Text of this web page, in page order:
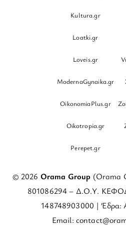
Kultura.gr
Loatki.gr
Loveis.gr
ModernaGynaika.gr
OikonomiaPlus.gr
Oikotropia.gr
Perepet.gr
© 2026 Orama Group (Orama
801086294 – Δ.Ο.Υ.
148748903000 | Έδρα:
Email: